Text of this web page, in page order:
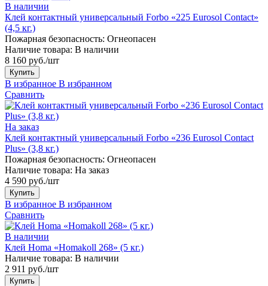
В наличии
Клей контактный универсальный Forbo «225 Eurosol Contact»
(4,5 кг.)
Пожарная безопасность: Огнеопасен
Наличие товара: В наличии
8 160 руб./шт
Купить
В избранное В избранном
Сравнить
На заказ
Клей контактный универсальный Forbo «236 Eurosol Contact
Plus» (3,8 кг.)
Пожарная безопасность: Огнеопасен
Наличие товара: На заказ
4 590 руб./шт
Купить
В избранное В избранном
Сравнить
В наличии
Клей Homa «Homakoll 268» (5 кг.)
Наличие товара: В наличии
2 911 руб./шт
Купить